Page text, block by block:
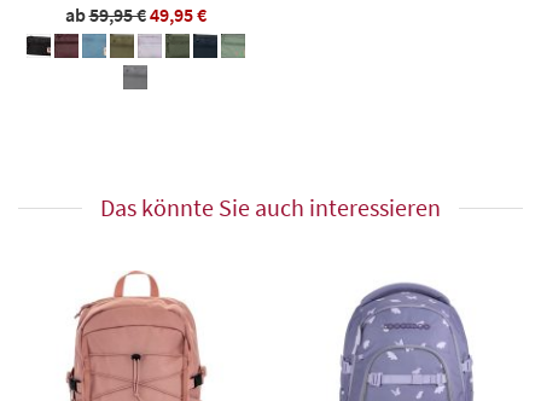
ab59,95 €49,95 €
Das könnte Sie auch interessieren